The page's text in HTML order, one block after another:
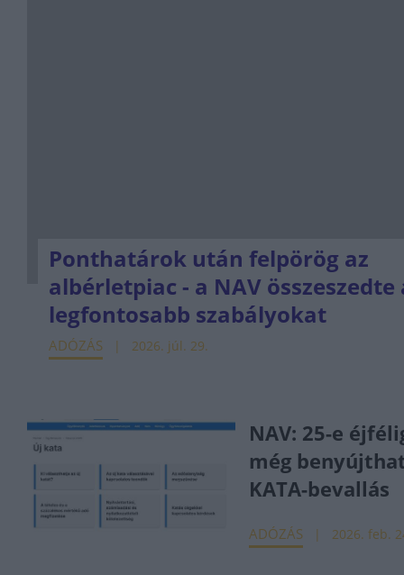
Ponthatárok után felpörög az
albérletpiac - a NAV összeszedte
legfontosabb szabályokat
ADÓZÁS 2026. júl. 29.
NAV: 25-e
még
KATA-bevallás
ADÓZÁS 2026. feb.